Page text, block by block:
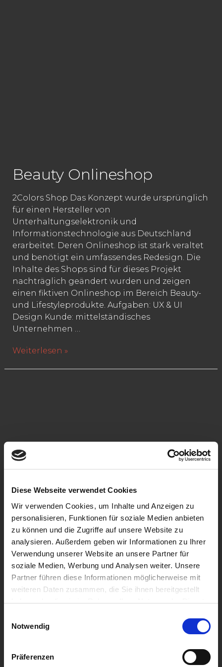
Diese Webseite verwendet Cookies
Wir verwenden Cookies, um Inhalte und Anzeigen zu
personalisieren, Funktionen für soziale Medien anbieten
zu können und die Zugriffe auf unsere Website zu
analysieren. Außerdem geben wir Informationen zu Ihrer
Verwendung unserer Website an unsere Partner für
soziale Medien, Werbung und Analysen weiter. Unsere
Partner führen diese Informationen möglicherweise mit
weiteren Daten zusammen, die Sie ihnen bereitgestellt
haben oder die sie im Rahmen Ihrer Nutzung der Dienste
Notwendig
Präferenzen
Beauty Onlineshop
2Colors Shop Das Konzept wurde ursprünglich
für einen Hersteller von
Unterhaltungselektronik und
Informationstechnologie aus Deutschland
erarbeitet. Deren Onlineshop ist stark veraltet
und benötigt ein umfassendes Redesign. Die
Inhalte des Shops sind für dieses Projekt
nachträglich geändert wurden und zeigen
einen fiktiven Onlineshop im Bereich Beauty-
und Lifestyleprodukte. Aufgaben: UX & UI
Design Kunde: mittelständisches
Unternehmen …
Beauty
Weiterlesen »
WebCaptain
WebCaptain Das Redesign meines Webdesign
Services. Der Inhalt wurden reduzierte und die